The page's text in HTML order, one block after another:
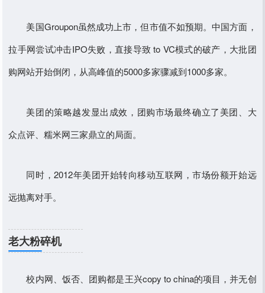
美国Groupon虽然成功上市，但市值不如预期。中国方面，
拉手网尝试冲击IPO失败，直接导致 to VC模式的破产，大批团
购网站开始倒闭，从高峰值的5000多家骤减到1000多家。
美团的策略越发显出成效，团购市场最终确立了美团、大
众点评、糯米网三家鼎立的局面。
同时，2012年美团开始转向移动互联网，市场份额开始远
远抛离对手。
老大粉碎机
校内网、饭否、团购都是王兴copy to china的项目，并无创